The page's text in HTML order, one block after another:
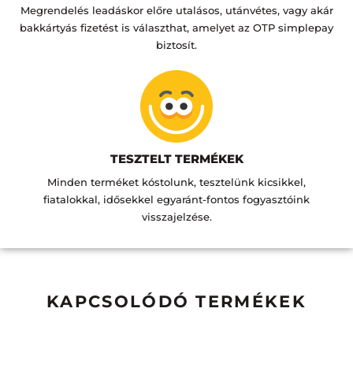
Megrendelés leadáskor előre utalásos, utánvétes, vagy akár
bakkártyás fizetést is választhat, amelyet az OTP simplepay
biztosít.
TESZTELT TERMÉKEK
Minden terméket kóstolunk, tesztelünk kicsikkel,
fiatalokkal, idősekkel egyaránt-fontos fogyasztóink
visszajelzése.
KAPCSOLÓDÓ TERMÉKEK